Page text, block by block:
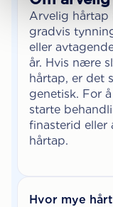
Arvelig hårtap
gradvis
eller
år. Hvis nære
hårtap, er det
genetisk. For
starte
finasterid eller
hårtap.
Hvor mye